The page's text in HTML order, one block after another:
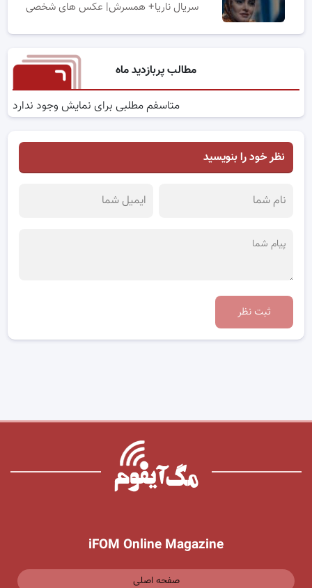
سریال ناریا+ همسرش| عکس های شخصی
مطالب پربازدید ماه
متاسفم مطلبی برای نمایش وجود ندارد
نظر خود را بنویسید
ثبت نظر
iFOM Online Magazine
صفحه اصلی